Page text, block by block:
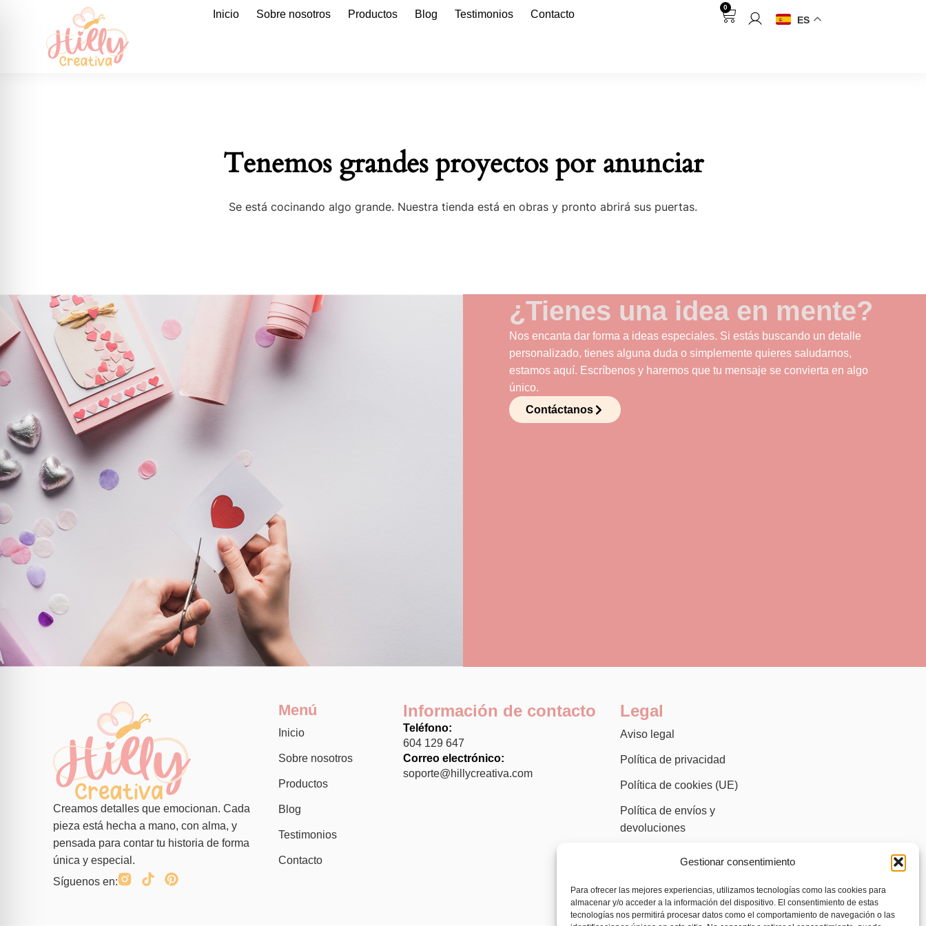
Gestionar consentimiento
Para ofrecer las mejores experiencias, utilizamos tecnologías como las cookies para
almacenar y/o acceder a la información del dispositivo. El consentimiento de estas
tecnologías nos permitirá procesar datos como el comportamiento de navegación o las
Inicio Sobre nosotros Productos Blog Testimonios Contacto
0
ES
Tenemos grandes proyectos por anunciar
Se está cocinando algo grande. Nuestra tienda está en obras y pronto abrirá sus puertas.
¿Tienes una idea en mente?
Nos encanta dar forma a ideas especiales. Si estás buscando un detalle
personalizado, tienes alguna duda o simplemente quieres saludarnos,
estamos aquí. Escríbenos y haremos que tu mensaje se convierta en algo
único.
Contáctanos
Creamos detalles que emocionan. Cada
pieza está hecha a mano, con alma, y
pensada para contar tu historia de forma
única y especial.
Síguenos en:
Menú
Inicio
Sobre nosotros
Productos
Blog
Testimonios
Contacto
Información de contacto
Teléfono:
604 129 647
Correo electrónico:
soporte@hillycreativa.com
Legal
Aviso legal
Política de privacidad
Política de cookies (UE)
Política de envíos y
devoluciones